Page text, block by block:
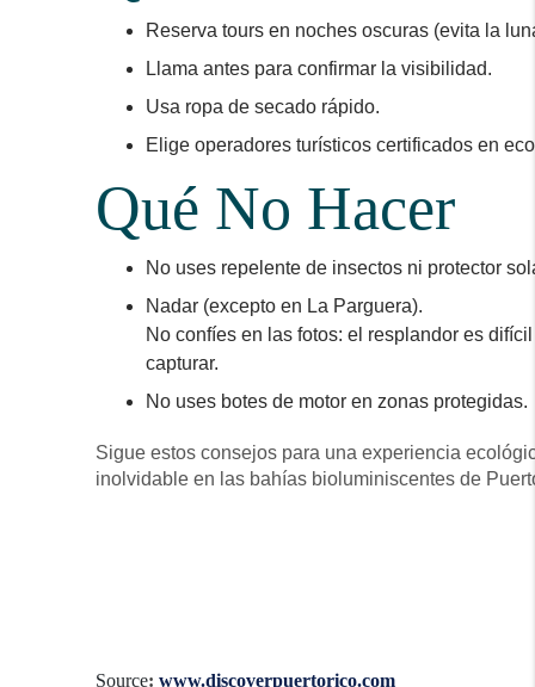
Reserva tours en noches oscuras (evita la
Llama antes para confirmar la visibilidad.
Usa ropa de secado rápido.
Elige operadores turísticos certificados en
Qué No Hacer
No uses repelente de insectos ni protector
Nadar (excepto en La Parguera).
No confíes en las fotos: el resplandor es
capturar.
No uses botes de motor en zonas protegidas.
Sigue estos consejos para una experiencia
inolvidable en las bahías bioluminiscentes de
Source: www.discoverpuertorico.com